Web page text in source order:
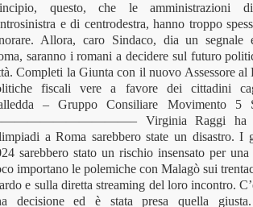
questo, che le amministrazioni
e di centrodestra, hanno troppo
Allora, caro Sindaco, dia un segnale
saranno i romani a decidere sul futuro
Completi la Giunta con il nuovo Assessore
fiscali vere a favore dei cittadini
– Gruppo Consiliare Movimento 5
Virginia Raggi ha
a Roma sarebbero state un disastro. I
sarebbero stato un rischio insensato per
importano le polemiche con Malagò sui
e sulla diretta streaming del loro incontro.
decisione ed è stata presa quella